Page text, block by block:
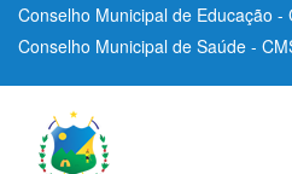
Conselho Municipal de Educação -
Conselho Municipal de Saúde -